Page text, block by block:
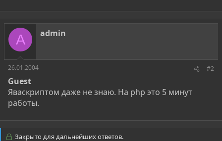
A admin
26.01.2004 #2
Guest
Яваскриптом даже не знаю. На php это 5 минут
работы.
Закрыто для дальнейших ответов.